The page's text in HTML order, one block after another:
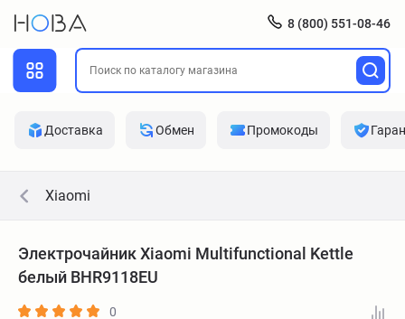
8 (800) 551-08-46
Доставка Обмен Промокоды
Xiaomi
Электрочайник Xiaomi Multifunctional Kettle
белый BHR9118EU
0